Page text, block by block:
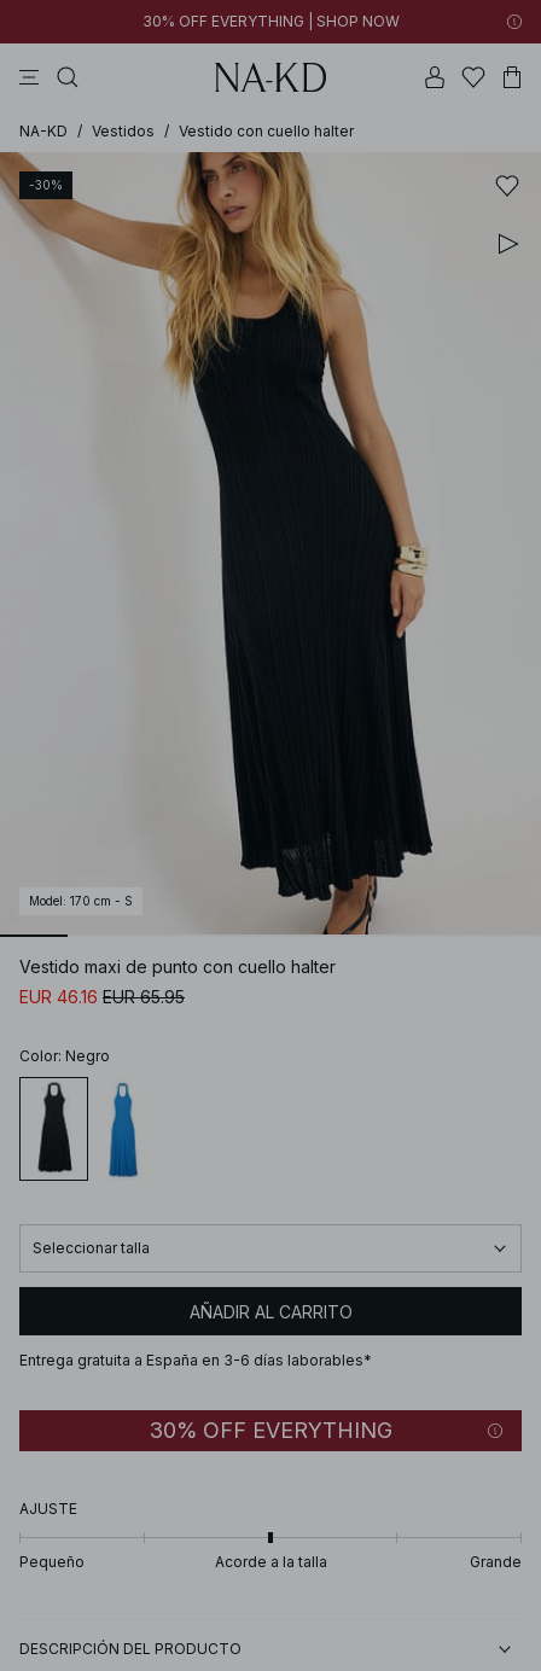
30% OFF EVERYTHING | SHOP NOW
NA-KD / Vestidos / Vestido con cuello halter
-30%
Model : 170 cm - S
Vestido maxi de punto con cuello halter
EUR 46.16 EUR 65.95
Color: Negro
Seleccionar talla
AÑADIR AL CARRITO
Entrega gratuita a España en 3-6 días laborables*
30% OFF EVERYTHING
AJUSTE
Pequeño Acorde a la talla Grande
DESCRIPCIÓN DEL PRODUCTO